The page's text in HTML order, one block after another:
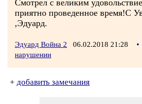
Смотрел с великим
приятно проведенное время!С
,Эдуард.
Эдуард Война 2 06.02.2018 21:28 •
нарушении
+ добавить замечания